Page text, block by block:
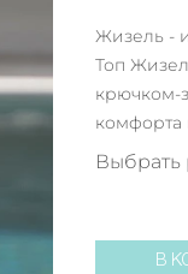
Жизель -
Топ
крючком-
комфорта
Выбрать
В